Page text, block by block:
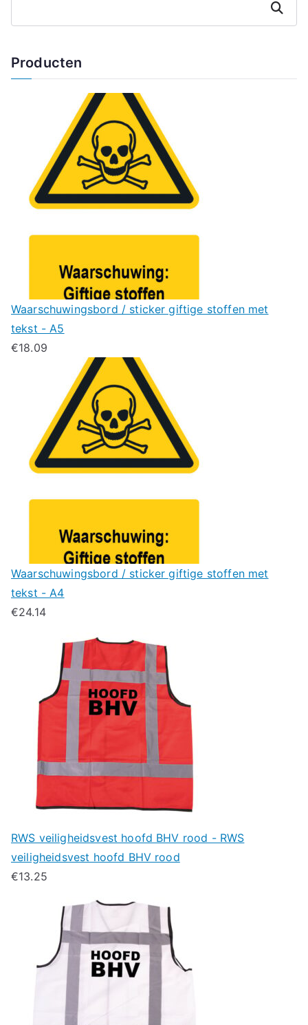
Zoeken
Producten
Waarschuwingsbord / sticker giftige stoffen met
tekst - A5
€18.09
Waarschuwingsbord / sticker giftige stoffen met
tekst - A4
€24.14
RWS veiligheidsvest hoofd BHV rood - RWS
veiligheidsvest hoofd BHV rood
€13.25